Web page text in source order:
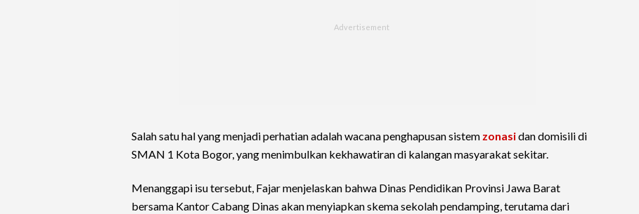
Salah satu hal yang menjadi perhatian adalah wacana penghapusan sistem zonasidan domisili di
SMAN 1 Kota Bogor, yang menimbulkan kekhawatiran di kalangan masyarakat sekitar.
Menanggapi isu tersebut, Fajar menjelaskan bahwa Dinas Pendidikan Provinsi Jawa Barat
bersama Kantor Cabang Dinas akan menyiapkan skema sekolah pendamping, terutama dari